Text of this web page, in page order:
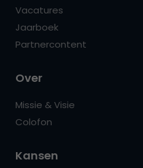
Vacatures
Jaarboek
Partnercontent
Over
Missie & Visie
Colofon
Kansen